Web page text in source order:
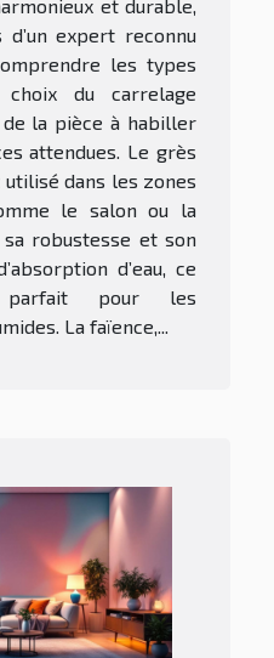
et durable,
d’un expert reconnu
les types
du carrelage
la pièce à habiller
attendues. Le grès
dans les zones
le salon ou la
robustesse et son
d’eau, ce
pour les
La faïence,...